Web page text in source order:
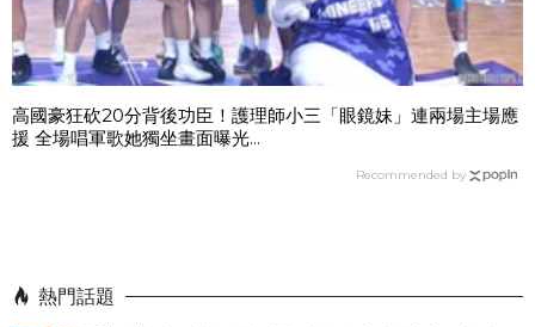
高國豪狂砍20分背後功臣！護理師小三「眼鏡妹」連兩場主場應
援 全場唱軍歌她獨坐畫面曝光...
Recommended by
熱門話題